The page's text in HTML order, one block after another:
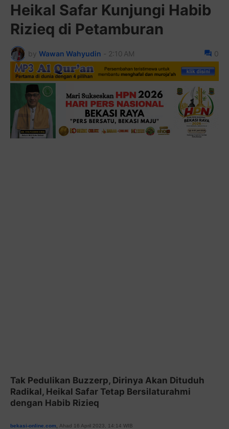
Heikal Safar Kunjungi Habib
Rizieq di Petamburan
by Wawan Wahyudin - 2:10 AM 0
Tak Pedulikan Buzzerp, Dirinya Akan Dituduh
Radikal, Heikal Safar Tetap Bersilaturahmi
dengan Habib Rizieq
bekasi-online.com Ahad 16 April 2023, 14:14 WIB